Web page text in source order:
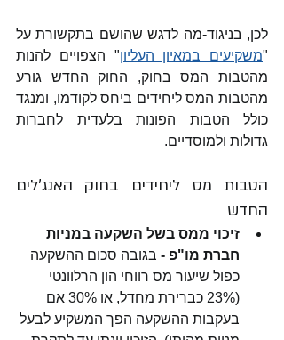
"משקיעים במאיון העליון
גדולות ולמוסדיים.
החדש
זיכוי ממס בשל השקעה במניות
חברת מו"פ - בגובה סכום ההשקעה
כפול שיעור מס רווחי הון הרלוונטי
(23% כברירת מחדל, או 30% אם
בעקבות ההשקעה הפך המשקיע לבעל